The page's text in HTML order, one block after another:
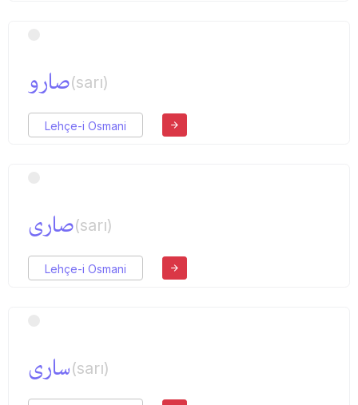
صارو(sarı)
Lehçe-i Osmani
صاری(sarı)
Lehçe-i Osmani
ساری(sarı)